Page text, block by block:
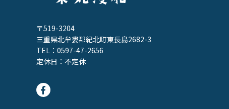
〒519-3204
三重県北牟婁郡紀北町東長島2682-3
TEL： 0597-47-2656
定休日：不定休